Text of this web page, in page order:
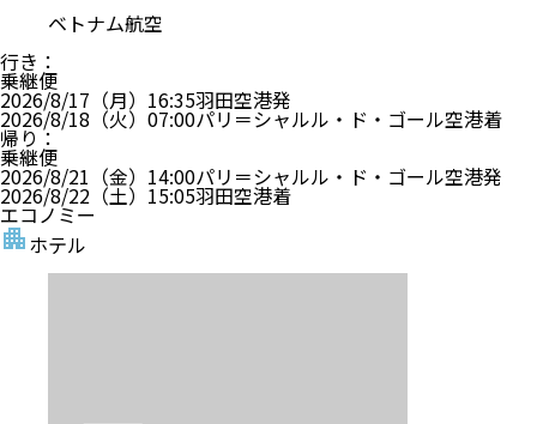
ベトナム航空
行き ：
乗継便
2026/8/17（月） 16:35羽田空港発
2026/8/18（火） 07:00パリ＝シャルル・ド・ゴール空港着
帰り ：
乗継便
2026/8/21（金） 14:00パリ＝シャルル・ド・ゴール空港発
2026/8/22（土） 15:05羽田空港着
エコノミー
ホテル